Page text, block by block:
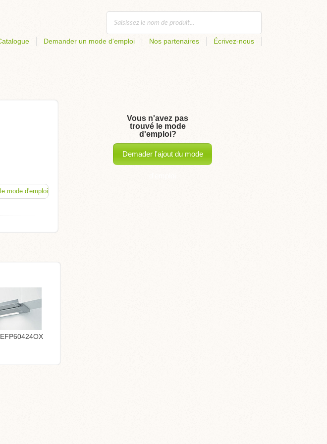
Demander un mode d'emploi Nos partenaires Écrivez-nous
mode d'emploi
Vous n'avez pas
trouvé le mode
d'emploi?
Demader l'ajout du mode